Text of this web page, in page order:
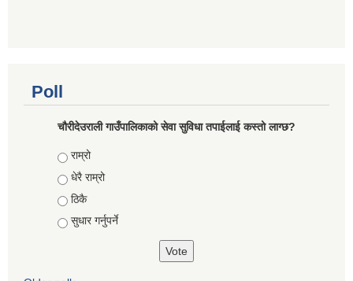
Poll
चौरीदेउराली गाउँपालिकाको सेवा सुविधा तपाईलाई कस्तो लाग्छ?
Choices
राम्रो
धेरै राम्रो
ठिकै
सुधार गर्नुपर्ने